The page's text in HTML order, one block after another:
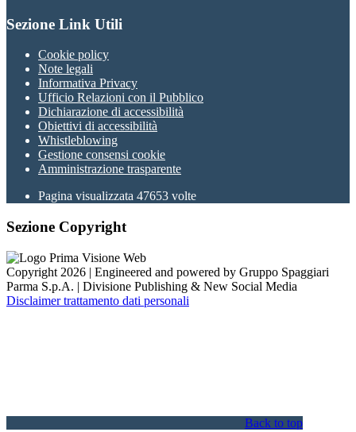
Sezione Link Utili
Cookie policy
Note legali
Informativa Privacy
Ufficio Relazioni con il Pubblico
Dichiarazione di accessibilità
Obiettivi di accessibilità
Whistleblowing
Gestione consensi cookie
Amministrazione trasparente
Pagina visualizzata 47653 volte
Sezione Copyright
Copyright 2026 | Engineered and powered by Gruppo Spaggiari
Parma S.p.A. | Divisione Publishing & New Social Media
Disclaimer trattamento dati personali
Back to top